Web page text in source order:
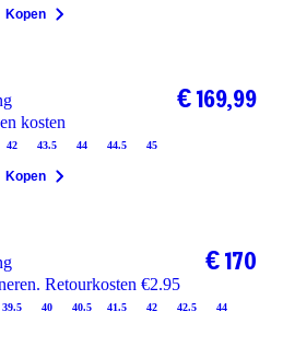
Kopen
kosten
42 43.5 44 44.5 45
€ 169,99
Kopen
Retourkosten €2.95
39.5 40 40.5 41.5 42 42.5 44
€ 170